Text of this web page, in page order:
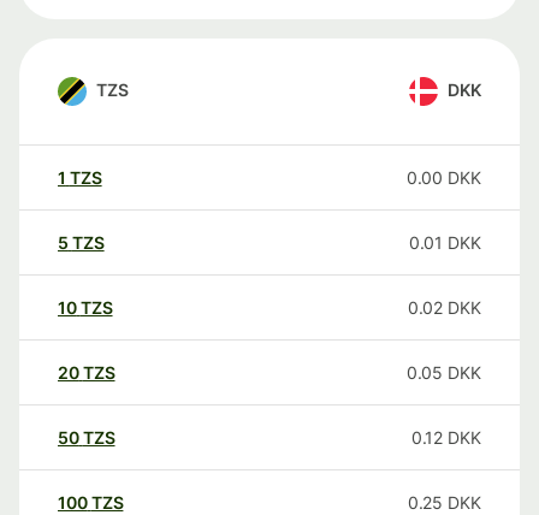
TZS DKK
1 TZS 0.00 DKK
5 TZS 0.01 DKK
10TZS 0.02 DKK
20TZS 0.05 DKK
50TZS 0.12 DKK
100TZS 0.25 DKK